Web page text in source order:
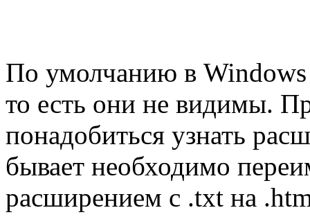
По умолчанию в
то есть они не видимы.
понадобиться узнать
бывает необходимо
расширением с .txt на